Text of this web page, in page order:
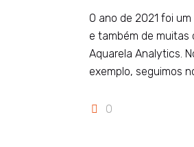
O ano de 2021 foi
e também de muitas
Aquarela Analytics.
exemplo, seguimos
0